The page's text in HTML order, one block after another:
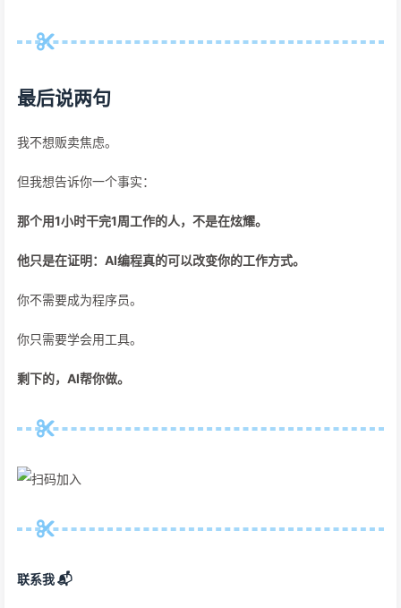
最后说两句
我不想贩卖焦虑。
但我想告诉你一个事实：
那个用1小时干完1周工作的人，不是在炫耀。
他只是在证明：AI编程真的可以改变你的工作方式。
你不需要成为程序员。
你只需要学会用工具。
剩下的，AI帮你做。
联系我 📬